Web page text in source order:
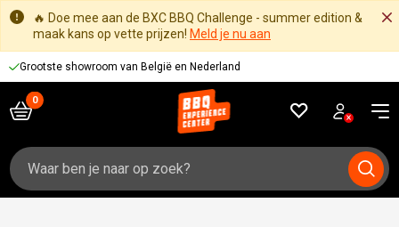
🔥 Doe mee aan de BXC BBQ Challenge - summer edition &
maak kans op vette prijzen! Meld je nu aan
Grootste showroom van België en Nederland
Zoeken
naar: